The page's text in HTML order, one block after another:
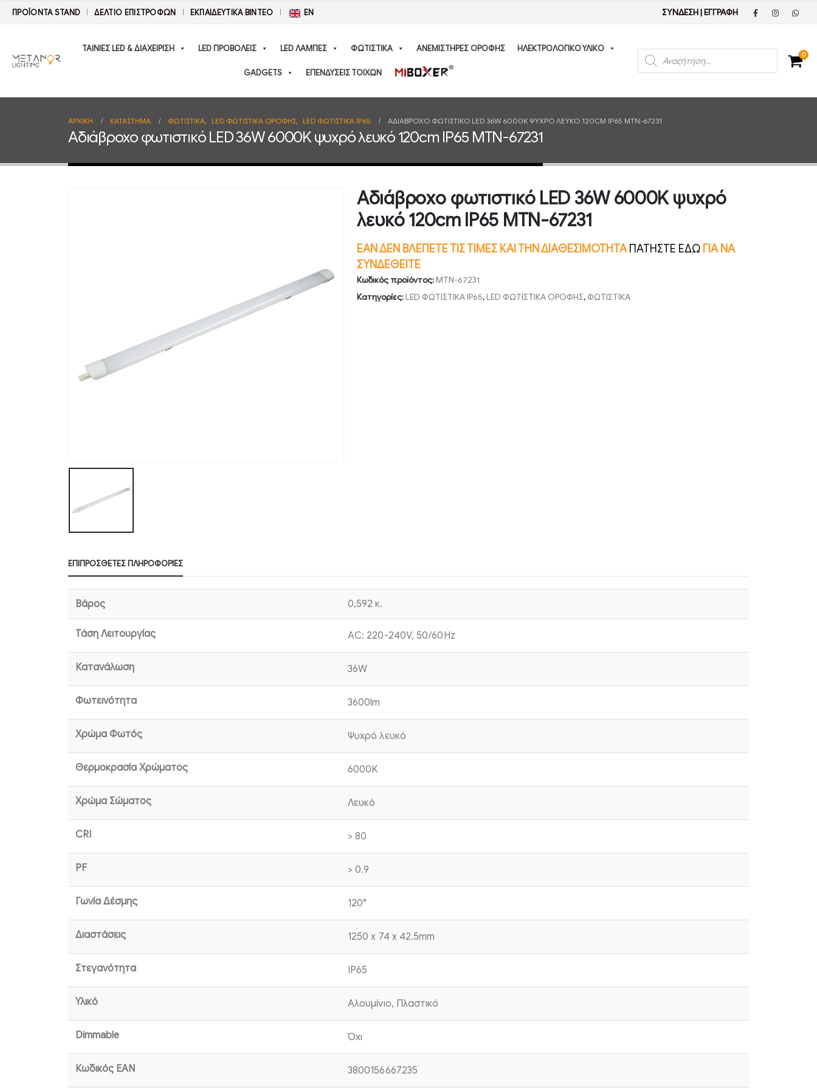
ΠΡΟΪΟΝΤΑ STAND ΔΕΛΤΊΟ ΕΠΙΣΤΡΟΦΏΝ ΕΚΠΑΙΔΕΥΤΙΚΑ ΒΙΝΤΕΟ EN ΣΥΝΔΕΣΗ| ΕΓΓΡΑΦΗ
ΤΑΙΝΙΕΣ LED & ΔΙΑΧΕΙΡΙΣΗ LED ΠΡΟΒΟΛΕΙΣ LED ΛΑΜΠΕΣ ΦΩΤΙΣΤΙΚΑ ΑΝΕΜΙΣΤΗΡΕΣ ΟΡΟΦΗΣ ΗΛΕΚΤΡΟΛΟΓΙΚΟ ΥΛΙΚΟ
GADGETS ΕΠΕΝΔΥΣΕΙΣ ΤΟΙΧΩΝ
Products
search
0
ΑΡΧΙΚΉ ΚΑΤΆΣΤΗΜΑ ΦΩΤΙΣΤΙΚΑ, LED ΦΩΤΙΣΤΙΚΑ ΟΡΟΦΗΣ, LED ΦΩΤΙΣΤΙΚΑ IP65 ΑΔΙΆΒΡΟΧΟ ΦΩΤΙΣΤΙΚΌ LED 36W 6000K ΨΥΧΡΌ ΛΕΥΚΌ 120CM IP65 MTN-67231
Αδιάβροχο φωτιστικό LED 36W 6000K ψυχρό λευκό 120cm IP65 MTN-67231
Αδιάβροχο φωτιστικό LED 36W 6000K ψυχρό
λευκό 120cm IP65 MTN-67231
ΕΑΝ ΔΕΝ ΒΛΕΠΕΤΕ ΤΙΣ ΤΙΜΕΣ ΚΑΙ ΤΗΝ ΔΙΑΘΕΣΙΜΟΤΗΤΑΠΑΤΗΣΤΕ ΕΔΩ ΓΙΑ ΝΑ
ΣΥΝΔΕΘΕΙΤΕ
Κωδικός προϊόντος:MTN-67231
Κατηγορίες:LED ΦΩΤΙΣΤΙΚΑ IP65,LED ΦΩΤΙΣΤΙΚΑ ΟΡΟΦΗΣ, ΦΩΤΙΣΤΙΚΑ
ΕΠΙΠΡΌΣΘΕΤΕΣ ΠΛΗΡΟΦΟΡΊΕΣ
Βάρος 0,592 κ.
Τάση Λειτουργίας AC: 220-240V, 50/60Hz
Κατανάλωση 36W
Φωτεινότητα 3600lm
Χρώμα Φωτός Ψυχρό λευκό
Θερμοκρασία Χρώματος 6000K
Χρώμα Σώματος Λευκό
CRI > 80
PF > 0.9
Γωνία Δέσμης 120°
Διαστάσεις 1250 x 74 x 42.5mm
Στεγανότητα IP65
Υλικό Αλουμίνιο, Πλαστικό
Dimmable Όχι
Κωδικός EAN 3800156667235